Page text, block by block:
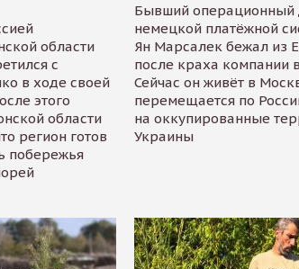
области
с
в ходе своей
этого
области
регион готов
побережья
Бывший операционный
немецкой платёжной
Ян Марсалек бежал из
после краха компании
Сейчас он живёт в
перемещается по
на оккупированные
Украины